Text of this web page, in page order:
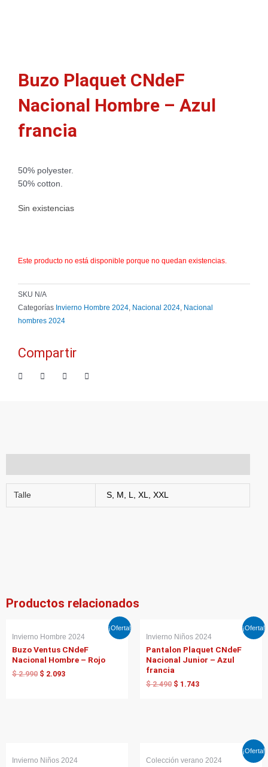
Buzo Plaquet CNdeF
Nacional Hombre – Azul
francia
50% polyester.
50% cotton.
Sin existencias
Este producto no está disponible porque no quedan existencias.
SKU N/A
Categorías Invierno Hombre 2024, Nacional 2024, Nacional
hombres 2024
Compartir
Talle S, M, L, XL, XXL
Productos relacionados
¡Oferta!
Invierno Hombre 2024
Buzo Ventus CNdeF
Nacional Hombre – Rojo
$2.990
precio
era:
$ 2.990.
$ 2.093
precio
es:
$ 2.093.
¡Oferta!
Invierno Niños 2024
Pantalon Plaquet CNdeF
Nacional Junior – Azul
francia
$2.490
precio
era:
$ 2.490.
$ 1.743
precio
es:
$ 1.743.
Invierno Niños 2024
¡Oferta!
Colección verano 2024
precio
precio